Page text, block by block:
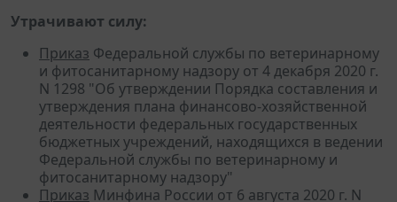
Утрачивают силу:
Приказ Федеральной службы по ветеринарному
и фитосанитарному надзору от 4 декабря 2020 г.
N 1298 "Об утверждении Порядка составления и
утверждения плана финансово-хозяйственной
деятельности федеральных государственных
бюджетных учреждений, находящихся в ведении
Федеральной службы по ветеринарному и
фитосанитарному надзору"
Приказ Минфина России от 6 августа 2020 г. N